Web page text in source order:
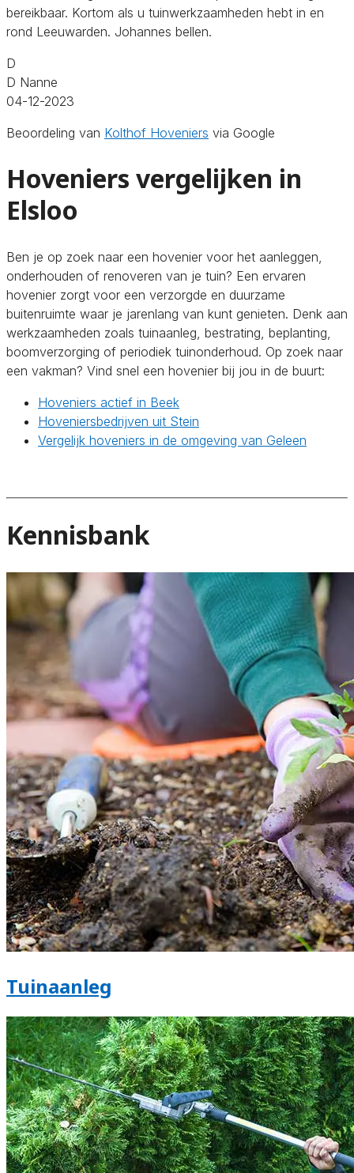
bereikbaar. Kortom als u tuinwerkzaamheden hebt in en
rond Leeuwarden. Johannes bellen.
D
D Nanne
04-12-2023
Beoordeling van Kolthof Hoveniers via Google
Hoveniers vergelijken in
Elsloo
Ben je op zoek naar een hovenier voor het aanleggen,
onderhouden of renoveren van je tuin? Een ervaren
hovenier zorgt voor een verzorgde en duurzame
buitenruimte waar je jarenlang van kunt genieten. Denk aan
werkzaamheden zoals tuinaanleg, bestrating, beplanting,
boomverzorging of periodiek tuinonderhoud. Op zoek naar
een vakman? Vind snel een hovenier bij jou in de buurt:
Hoveniers actief in Beek
Hoveniersbedrijven uit Stein
Vergelijk hoveniers in de omgeving van Geleen
Kennisbank
Tuinaanleg